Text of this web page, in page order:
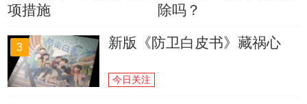
项措施
除吗？
3 新版《防卫白皮书》藏祸心
今日关注